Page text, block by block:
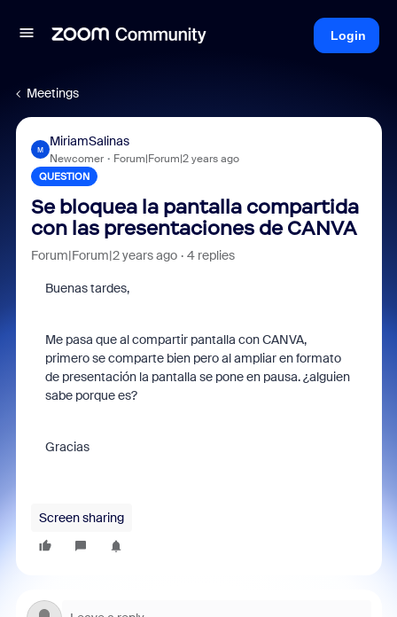
Login
Meetings
M
MiriamSalinas
Newcomer Forum|Forum|2 years ago
QUESTION
Se bloquea la pantalla compartida
con las presentaciones de CANVA
Forum|Forum|2 years ago 4 replies
Buenas tardes,
Me pasa que al compartir pantalla con CANVA,
primero se comparte bien pero al ampliar en formato
de presentación la pantalla se pone en pausa. ¿alguien
sabe porque es?
Gracias
Screen sharing